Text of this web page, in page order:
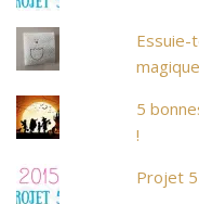
Essuie-
5
!
Projet